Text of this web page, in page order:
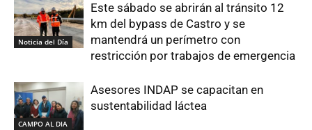
Noticia del Día
Este sábado se abrirán al tránsito 12
km del bypass de Castro y se
mantendrá un perímetro con
restricción por trabajos de emergencia
CAMPO AL DIA
Asesores INDAP se capacitan en
sustentabilidad láctea